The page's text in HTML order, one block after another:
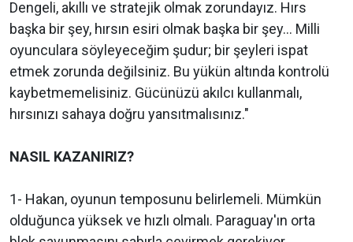
Dengeli, akıllı ve stratejik olmak zorundayız. Hırs
başka bir şey, hırsın esiri olmak başka bir şey... Milli
oyunculara söyleyeceğim şudur; bir şeyleri ispat
etmek zorunda değilsiniz. Bu yükün altında kontrolü
kaybetmemelisiniz. Gücünüzü akılcı kullanmalı,
hırsınızı sahaya doğru yansıtmalısınız."
NASIL KAZANIRIZ?
1- Hakan, oyunun temposunu belirlemeli. Mümkün
olduğunca yüksek ve hızlı olmalı. Paraguay'ın orta